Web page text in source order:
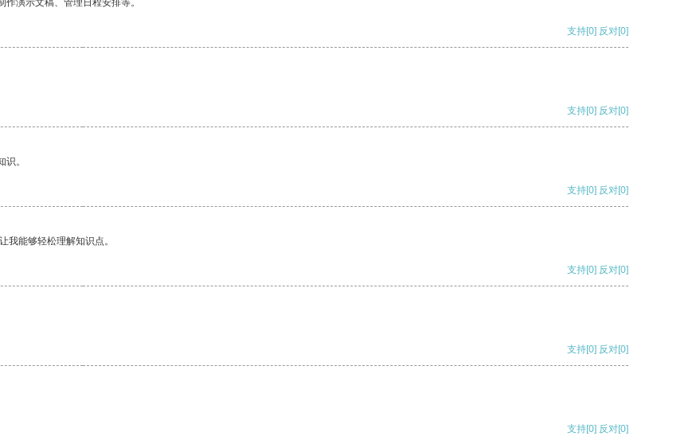
演示文稿、管理日程安排等。
支持[0] 反对[0]
支持[0] 反对[0]
。
支持[0] 反对[0]
我能够轻松理解知识点。
支持[0] 反对[0]
支持[0] 反对[0]
支持[0] 反对[0]